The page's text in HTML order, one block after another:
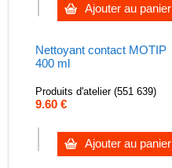
Ajouter au panier
Nettoyant contact MOTIP
400 ml
Produits d'atelier (551 639)
9.60 €
Ajouter au panier